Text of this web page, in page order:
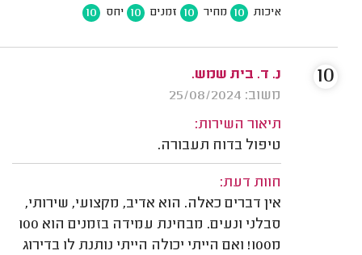
איכות 10 מחיר 10 זמנים 10 יחס 10
נ. ד. בית שמש.
משוב: 25/08/2024
תיאור השירות:
טיפול בדוח תעבורה.
חוות דעת:
אין דברים כאלה. הוא אדיב, מקצועי, שירותי,
סבלני ונעים. מבחינת עמידה בזמנים הוא 100
מ100! ואם הייתי יכולה הייתי נותנת לו בדירוג
10